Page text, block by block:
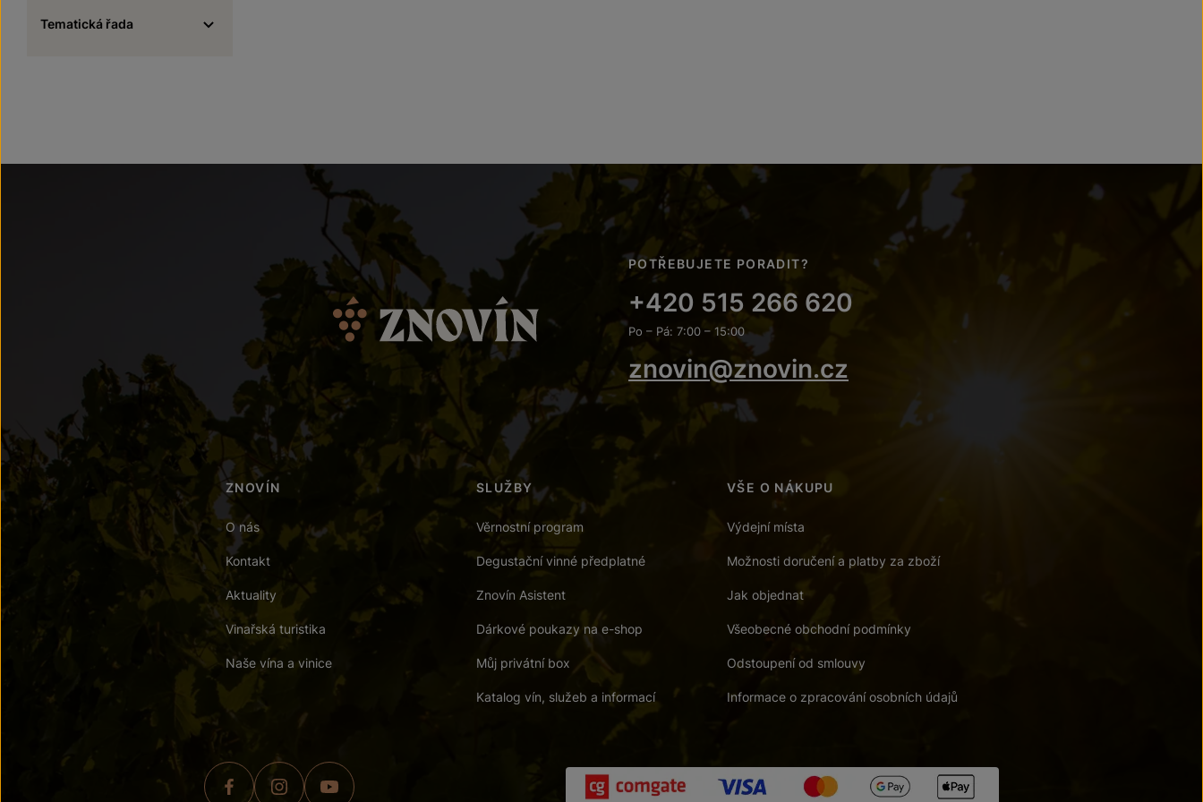
Tematická řada
POTŘEBUJETE PORADIT?
+420 515 266 620
Po – Pá: 7:00 – 15:00
znovin@znovin.cz
ZNOVÍN
O nás
Kontakt
Aktuality
Vinařská turistika
Naše vína a vinice
SLUŽBY
Věrnostní program
Degustační vinné předplatné
Znovín Asistent
Dárkové poukazy na e-shop
Můj privátní box
Katalog vín, služeb a informací
VŠE O NÁKUPU
Výdejní místa
Možnosti doručení a platby za zboží
Jak objednat
Všeobecné obchodní podmínky
Odstoupení od smlouvy
Informace o zpracování osobních údajů